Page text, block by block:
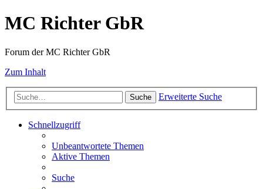
MC Richter GbR
Forum der MC Richter GbR
Zum Inhalt
Suche Erweiterte Suche
Schnellzugriff
Unbeantwortete Themen
Aktive Themen
Suche